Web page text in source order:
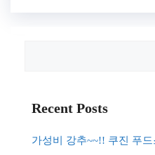
Recent Posts
가성비 강추~~!! 쿠진 푸